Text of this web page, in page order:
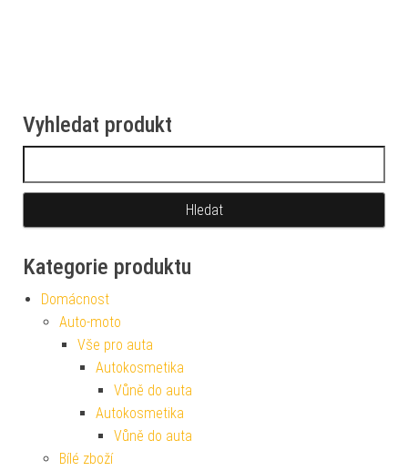
Vyhledat produkt
Kategorie produktu
Domácnost
Auto-moto
Vše pro auta
Autokosmetika
Vůně do auta
Autokosmetika
Vůně do auta
Bílé zboží